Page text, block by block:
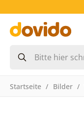
Startseite Bilder